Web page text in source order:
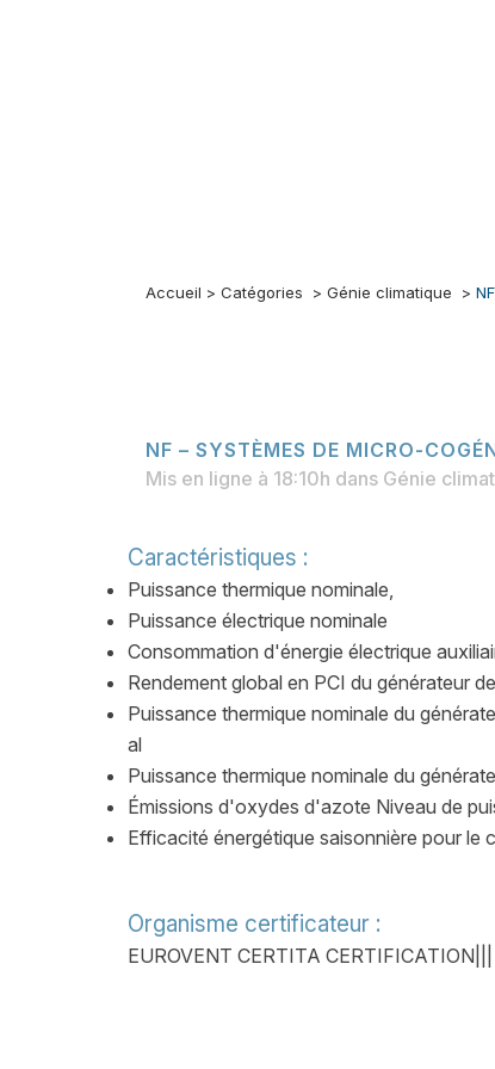
Accueil > Catégories > Génie climatique >
NF – SYSTÈMES DE MICRO-
Mis en ligne à 18:10h dans Génie
Caractéristiques :
Puissance thermique nominale,
Puissance électrique nominale
Consommation d'énergie électrique
Rendement global en PCI du générateur
Puissance thermique nominale du
al
Puissance thermique nominale du
Émissions d'oxydes d'azote Niveau de
Efficacité énergétique saisonnière pour le
Organisme certificateur :
EUROVENT CERTITA CERTIFICATION|||